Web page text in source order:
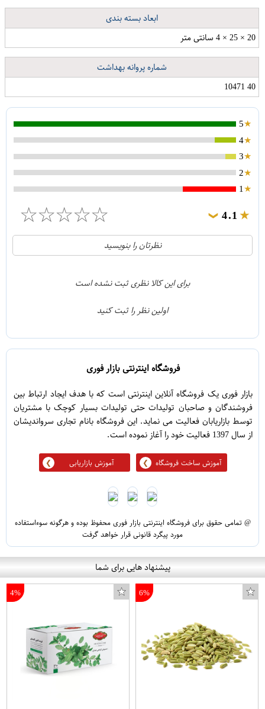
ابعاد بسته بندی
20 × 25 × 4 سانتی متر
شماره پروانه بهداشت
40 10471
5
4
3
2
1
4.1
❯
☆
☆
☆
☆
☆
21
1
نظرتان را بنویسید
برای این کالا نظری ثبت نشده است
اولین نظر را ثبت کنید
فروشگاه اینترنتی بازار فوری
بازار فوری یک فروشگاه آنلاین اینترنتی است که با هدف ایجاد ارتباط بین
فروشندگان و صاحبان تولیدات حتی تولیدات بسیار کوچک با مشتریان
توسط بازاریابان فعالیت می نماید. این فروشگاه بانام تجاری سرواندیشان
از سال 1397 فعالیت خود را آغاز نموده است.
آموزش ساخت فروشگاه آموزش بازاریابی
@ تمامی حقوق برای فروشگاه اینترنتی بازار فوری محفوظ بوده و هرگونه سوءاستفاده
مورد پیگرد قانونی قرار خواهد گرفت
پیشنهاد هایی برای شما
6%
4%